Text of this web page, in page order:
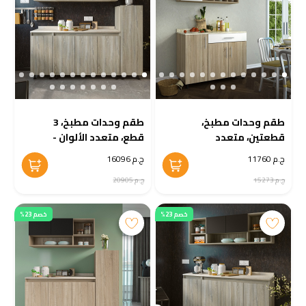
طقم وحدات مطبخ،
قطعتين، متعدد
الألوان - KM-EG38-183ج.م 11760
ج.م 15273
طقم وحدات مطبخ، 3
قطع، متعدد الألوان -
KM-EG38-182ج.م 16096
ج.م 20905
خصم 23% خصم 23%